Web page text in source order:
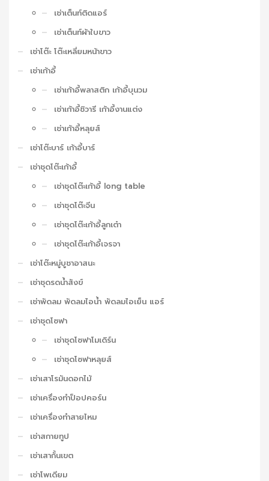
เช่าเต็นท์ติดแอร์
เช่าเต็นท์ผ้าใบขาว
เช่าโต๊ะ โต๊ะเหลี่ยมหน้าขาว
เช่าเก้าอี้
เช่าเก้าอี้พลาสติก เก้าอี้บุนวม
เช่าเก้าอี้ชิวารี เก้าอี้งานแต่ง
เช่าเก้าอี้หลุยส์
เช่าโต๊ะบาร์ เก้าอี้บาร์
เช่าชุดโต๊ะเก้าอี้
เช่าชุดโต๊ะเก้าอี้ long table
เช่าชุดโต๊ะจีน
เช่าชุดโต๊ะเก้าอี้ลูกเต๋า
เช่าชุดโต๊ะเก้าอี้เจรจา
เช่าโต๊ะหมู่บูชาอาสนะ
เช่าชุดรดน้ำสังข์
เช่าพัดลม พัดลมไอน้ำ พัดลมไอเย็น แอร์
เช่าชุดโซฟา
เช่าชุดโซฟาโมเดิร์น
เช่าชุดโซฟาหลุยส์
เช่าเสาโรมันดอกไม้
เช่าเครื่องทำป็อปคอร์น
เช่าเครื่องทำสายไหม
เช่าสกายทูป
เช่าเสากั้นเขต
เช่าโพเดียม